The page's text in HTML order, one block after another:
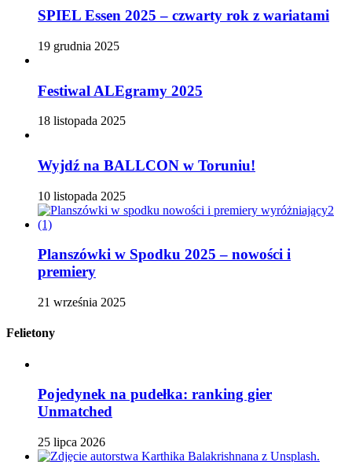
SPIEL Essen 2025 – czwarty rok z wariatami
19 grudnia 2025
Festiwal ALEgramy 2025
18 listopada 2025
Wyjdź na BALLCON w Toruniu!
10 listopada 2025
Planszówki w Spodku 2025 – nowości i
premiery
21 września 2025
Felietony
Pojedynek na pudełka: ranking gier
Unmatched
25 lipca 2026